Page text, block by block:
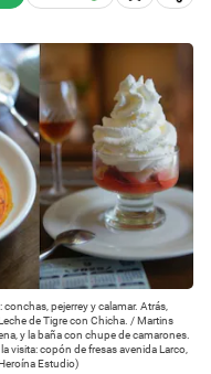
conchas, pejerrey y calamar. Atrás,
de Tigre con Chicha. / Martins
y la baña con chupe de camarones.
visita: copón de fresas avenida Larco,
Estudio)